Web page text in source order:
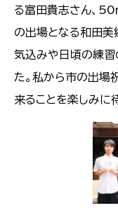
る富田貴志さん、50
の出場となる和田美
気込みや日頃の練習
た。私から市の出場
来ることを楽しみに